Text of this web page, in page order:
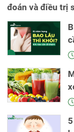
đoán và điều trị